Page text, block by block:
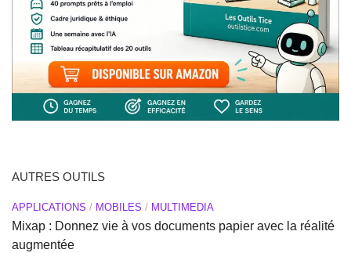
AUTRES OUTILS
APPLICATIONS / MOBILES / MULTIMEDIA
Mixap : Donnez vie à vos documents papier avec la réalité
augmentée